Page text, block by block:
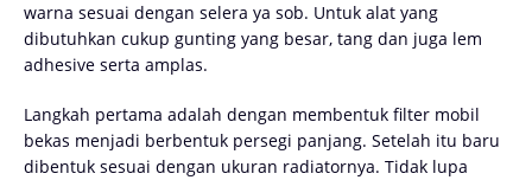
warna sesuai dengan selera ya sob. Untuk alat yang
dibutuhkan cukup gunting yang besar, tang dan juga lem
adhesive serta amplas.
Langkah pertama adalah dengan membentuk filter mobil
bekas menjadi berbentuk persegi panjang. Setelah itu baru
dibentuk sesuai dengan ukuran radiatornya. Tidak lupa